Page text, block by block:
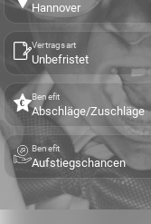
Hannover
Vertragsart
Unbefristet
Benefit
Abschläge/Zuschläge
Benefit
Aufstiegschancen